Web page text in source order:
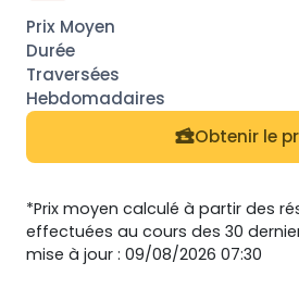
Obtenir le
*Prix moyen calculé à partir des
effectuées au cours des 30
mise à jour : 09/08/2026 07:30